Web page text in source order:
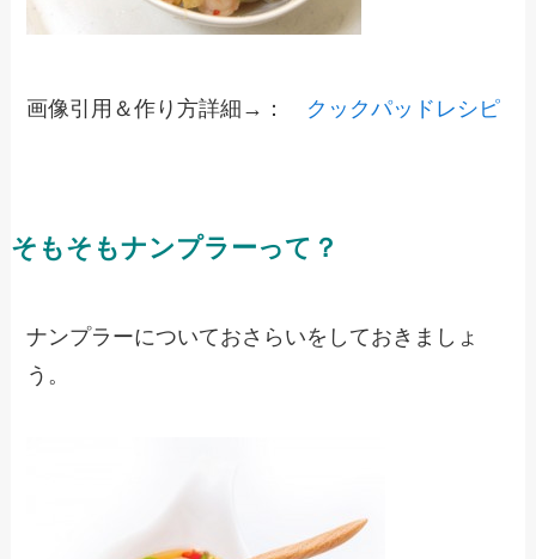
画像引用＆作り方詳細→： クックパッドレシピ
そもそもナンプラーって？
ナンプラーについておさらいをしておきましょ
う。